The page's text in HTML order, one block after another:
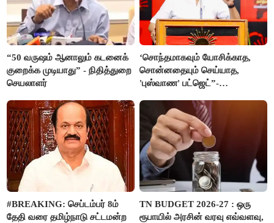
“50 வருஷம் ஆனாலும் கடனைக்
குறைக்க முடியாது” - நிதித்துறை
செயலாளர்
‘சொந்தமாகவும் யோசிக்காத,
சொன்னதையும் செய்யாத,
'புஸ்வாண' பட்ஜெட்”-
#BREAKING: செப்டம்பர் 8ம்
தேதி வரை தமிழ்நாடு சட்டமன்ற
TN BUDGET 2026-27 : ஒரு
ரூபாயில் அரசின் வரவு எவ்வளவு,